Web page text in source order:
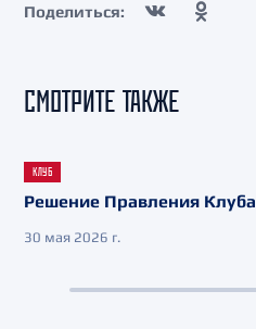
Поделиться:
СМОТРИТЕ ТАКЖЕ
КЛУБ
Решение Правления Клуба
30 мая 2026 г.